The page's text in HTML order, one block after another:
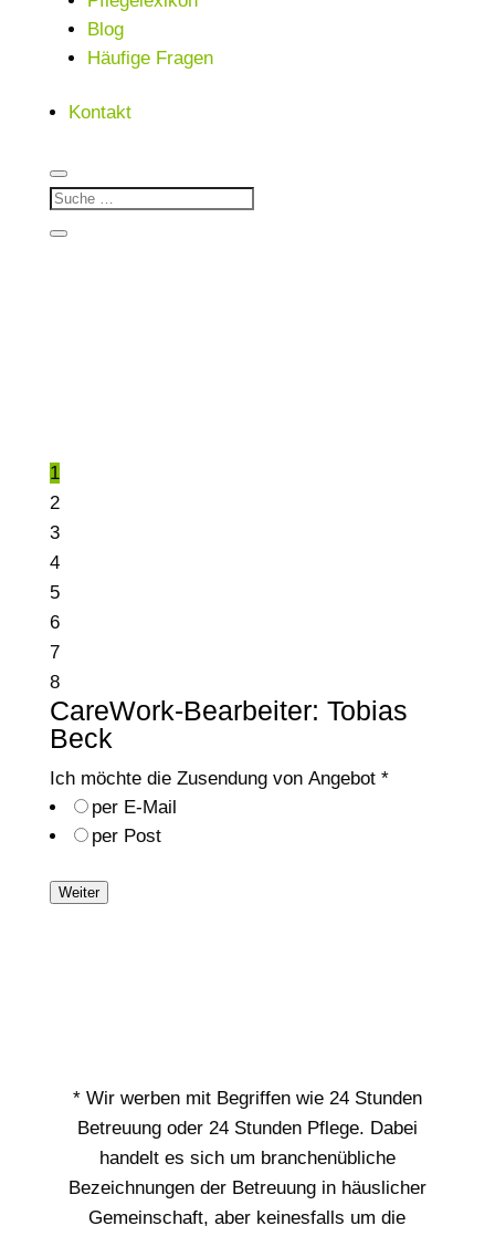
Blog
Häufige Fragen
Kontakt
1
2
3
4
5
6
7
8
CareWork-Bearbeiter: Tobias
Beck
Ich möchte die Zusendung von Angebot *
per E-Mail
per Post
Weiter
* Wir werben mit Begriffen wie 24 Stunden
Betreuung oder 24 Stunden Pflege. Dabei
handelt es sich um branchenübliche
Bezeichnungen der Betreuung in häuslicher
Gemeinschaft, aber keinesfalls um die